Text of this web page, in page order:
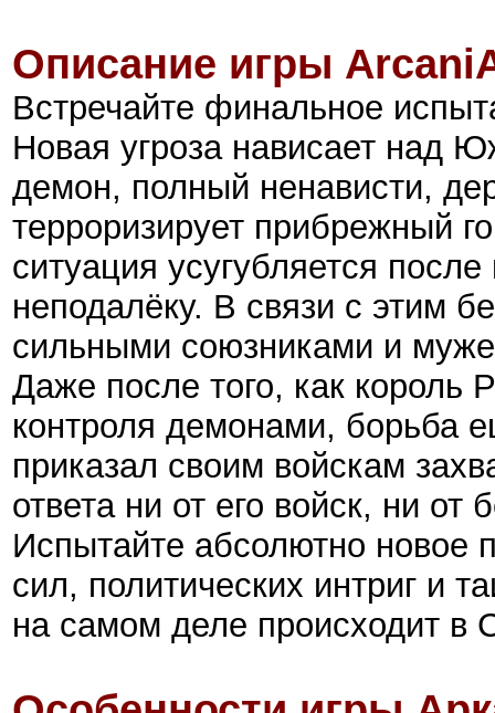
Описание игры
Встречайте финальное
Новая угроза нависает над
демон, полный ненависти,
терроризирует прибрежный
ситуация усугубляется
неподалёку. В связи с этим
сильными союзниками и
Даже после того, как король
контроля демонами, борьба
приказал своим войскам
ответа ни от его войск, ни от
Испытайте абсолютно новое
сил, политических интриг и
на самом деле происходит в